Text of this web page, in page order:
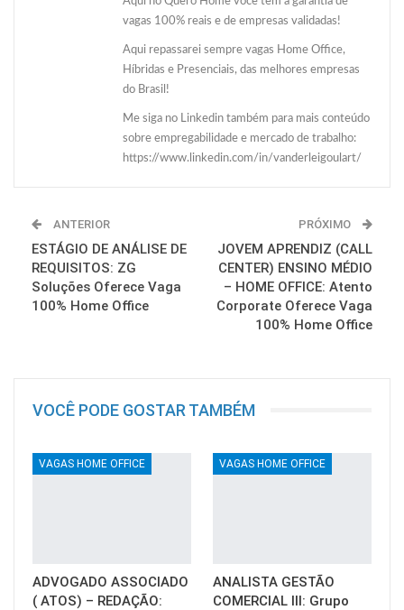
vagas 100% reais e de empresas validadas!
Aqui repassarei sempre vagas Home Office,
Híbridas e Presenciais, das melhores empresas
do Brasil!
Me siga no Linkedin também para mais conteúdo
sobre empregabilidade e mercado de trabalho:
https://www.linkedin.com/in/vanderleigoulart/
ANTERIOR
ESTÁGIO DE ANÁLISE DE
REQUISITOS: ZG
Soluções Oferece Vaga
100% Home Office
PRÓXIMO
JOVEM APRENDIZ (CALL
CENTER) ENSINO MÉDIO
– HOME OFFICE: Atento
Corporate Oferece Vaga
100% Home Office
VOCÊ PODE GOSTAR TAMBÉM
VAGAS HOME OFFICE
ADVOGADO ASSOCIADO
( ATOS) – REDAÇÃO:
VAGAS HOME OFFICE
ANALISTA GESTÃO
COMERCIAL III: Grupo